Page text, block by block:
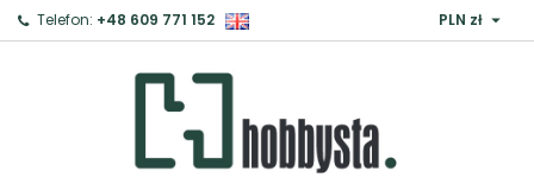
Telefon: +48 609 771 152 PLN zł 